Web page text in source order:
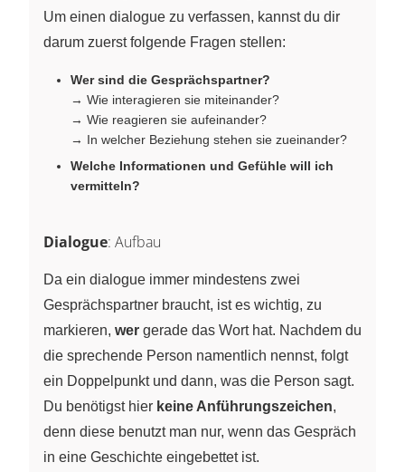
Um einen dialogue zu verfassen, kannst du dir
darum zuerst folgende Fragen stellen:
Wer sind die Gesprächspartner?
→ Wie interagieren sie miteinander?
→ Wie reagieren sie aufeinander?
→ In welcher Beziehung stehen sie zueinander?
Welche Informationen und Gefühle will ich
vermitteln?
Dialogue: Aufbau
Da ein dialogue immer mindestens zwei
Gesprächspartner braucht, ist es wichtig, zu
markieren, wer gerade das Wort hat. Nachdem du
die sprechende Person namentlich nennst, folgt
ein Doppelpunkt und dann, was die Person sagt.
Du benötigst hier keine Anführungszeichen,
denn diese benutzt man nur, wenn das Gespräch
in eine Geschichte eingebettet ist.